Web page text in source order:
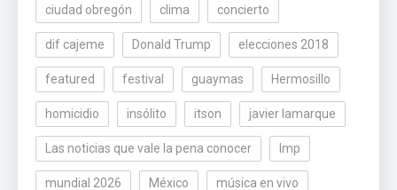
ciudad obregón clima concierto
dif cajeme Donald Trump elecciones 2018
featured festival guaymas Hermosillo
homicidio insólito itson javier lamarque
Las noticias que vale la pena conocer lmp
mundial 2026 México música en vivo